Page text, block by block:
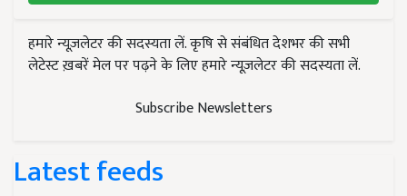
हमारे न्यूज़लेटर की सदस्यता लें. कृषि से संबंधित देशभर की सभी
लेटेस्ट ख़बरें मेल पर पढ़ने के लिए हमारे न्यूज़लेटर की सदस्यता लें.
Subscribe Newsletters
Latest feeds